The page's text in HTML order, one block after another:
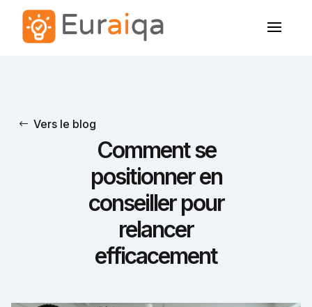
Vers le blog
Comment se
positionner en
conseiller pour
relancer
efficacement